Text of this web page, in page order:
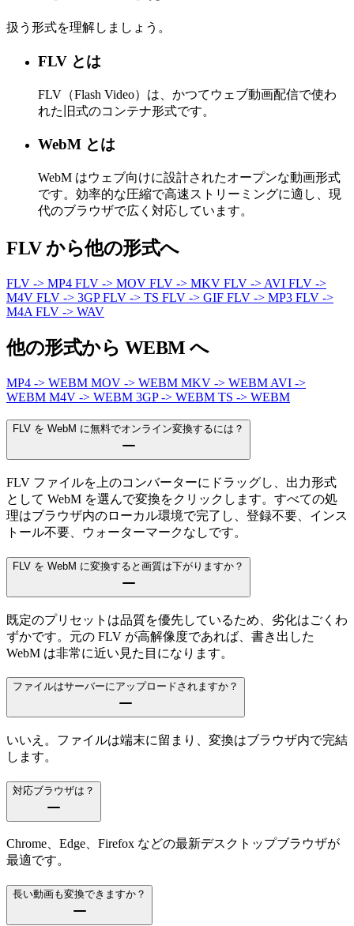
扱う形式を理解しましょう。
FLV とは
FLV（Flash Video）は、かつてウェブ動画配信で使わ
れた旧式のコンテナ形式です。
WebM とは
WebM はウェブ向けに設計されたオープンな動画形式
です。効率的な圧縮で高速ストリーミングに適し、現
代のブラウザで広く対応しています。
FLV から他の形式へ
FLV -> MP4 FLV -> MOV FLV -> MKV FLV -> AVI FLV ->
M4V FLV -> 3GPFLV -> TS FLV -> GIF FLV -> MP3 FLV ->
M4A FLV -> WAV
他の形式から WEBM へ
MP4 -> WEBM MOV -> WEBM MKV -> WEBM AVI ->
WEBM M4V -> WEBM 3GP -> WEBM TS -> WEBM
FLV を WebM に無料でオンライン変換するには？
FLV ファイルを上のコンバーターにドラッグし、出力形式
として WebM を選んで変換をクリックします。すべての処
理はブラウザ内のローカル環境で完了し、登録不要、インス
トール不要、ウォーターマークなしです。
FLV を WebM に変換すると画質は下がりますか？
既定のプリセットは品質を優先しているため、劣化はごくわ
ずかです。元の FLV が高解像度であれば、書き出した
WebM は非常に近い見た目になります。
ファイルはサーバーにアップロードされますか？
いいえ。ファイルは端末に留まり、変換はブラウザ内で完結
します。
対応ブラウザは？
Chrome、Edge、Firefox などの最新デスクトップブラウザが
最適です。
長い動画も変換できますか？